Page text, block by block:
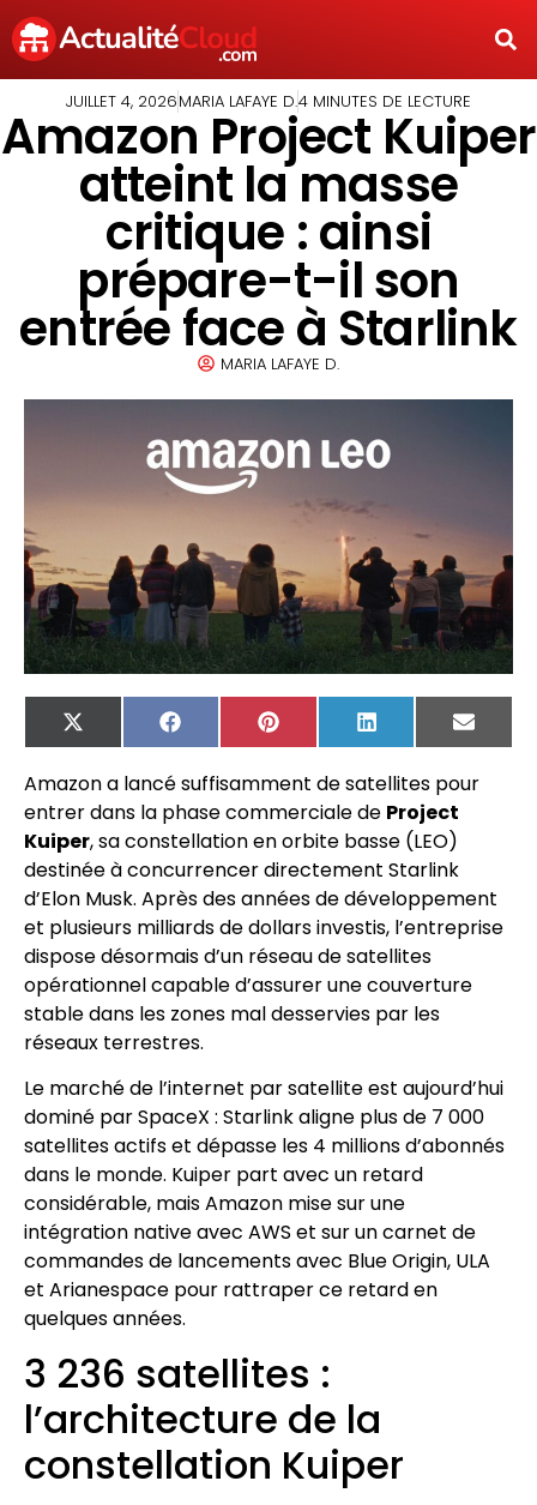
JUILLET 4, 2026MARIA LAFAYE D.4 MINUTES DE LECTURE
Amazon Project Kuiper
atteint la masse
critique : ainsi
prépare-t-il son
entrée face à Starlink
MARIA LAFAYE D.
X
(Twitter)
FacebookPinterest LinkedIn
Email
Amazon a lancé suffisamment de satellites pour
entrer dans la phase commerciale de Project
Kuiper, sa constellation en orbite basse (LEO)
destinée à concurrencer directement Starlink
d’Elon Musk. Après des années de développement
et plusieurs milliards de dollars investis, l’entreprise
dispose désormais d’un réseau de satellites
opérationnel capable d’assurer une couverture
stable dans les zones mal desservies par les
réseaux terrestres.
Le marché de l’internet par satellite est aujourd’hui
dominé par SpaceX : Starlink aligne plus de 7 000
satellites actifs et dépasse les 4 millions d’abonnés
dans le monde. Kuiper part avec un retard
considérable, mais Amazon mise sur une
intégration native avec AWS et sur un carnet de
commandes de lancements avec Blue Origin, ULA
et Arianespace pour rattraper ce retard en
quelques années.
3 236 satellites :
l’architecture de la
constellation Kuiper